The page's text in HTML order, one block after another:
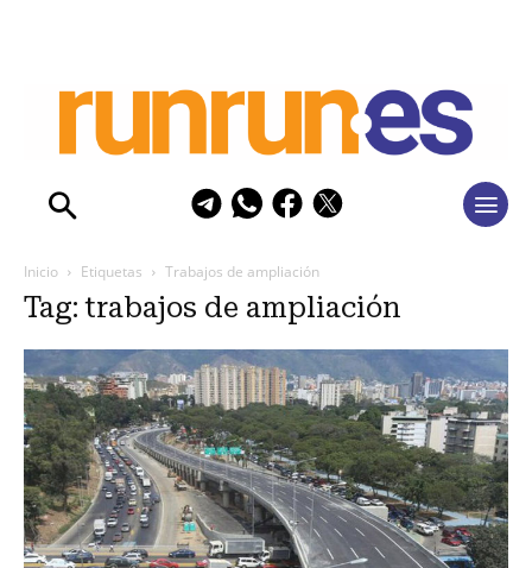
Inicio Etiquetas Trabajos de ampliación
Tag: trabajos de ampliación